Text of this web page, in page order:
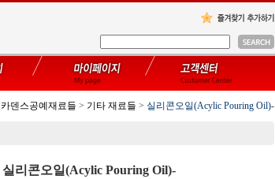
카덴스공예재료들 > 기타 재료들 > 실리콘오일(Acylic Pouring Oil)-
실리콘오일(Acylic Pouring Oil)-